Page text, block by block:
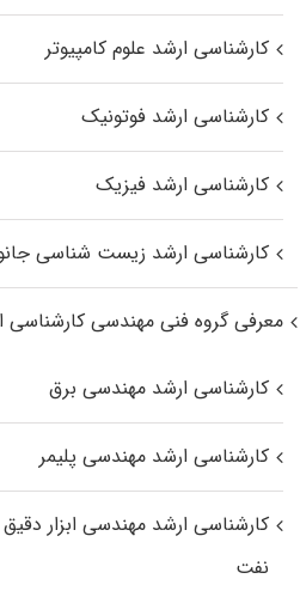
کارشناسی ارشد علوم کامپیوتر
کارشناسی ارشد فوتونیک
کارشناسی ارشد فیزیک
کارشناسی ارشد زیست‌ شناسی
معرفی گروه فنی مهندسی کارشناسی
کارشناسی ارشد مهندسی برق
کارشناسی ارشد مهندسی پلیمر
کارشناسی ارشد مهندسی ابزار
نفت